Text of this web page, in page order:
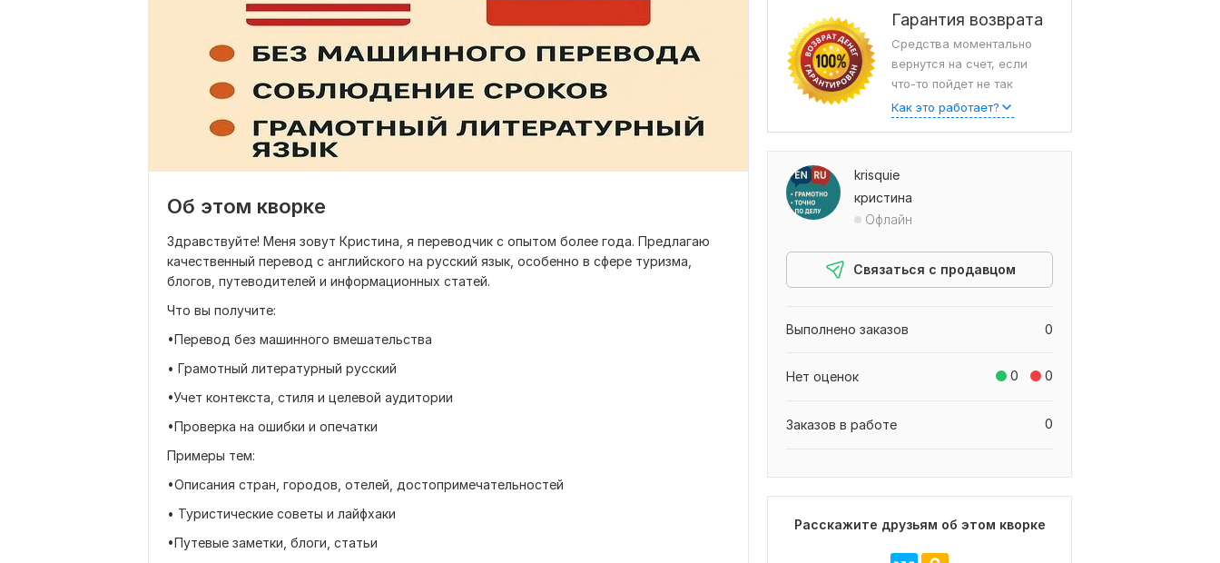
Об этом кворке
Здравствуйте! Меня зовут Кристина, я переводчик с опытом более года. Предлагаю
качественный перевод с английского на русский язык, особенно в сфере туризма,
блогов, путеводителей и информационных статей.
Что вы получите:
•Перевод без машинного вмешательства
• Грамотный литературный русский
•Учет контекста, стиля и целевой аудитории
•Проверка на ошибки и опечатки
Примеры тем:
•Описания стран, городов, отелей, достопримечательностей
• Туристические советы и лайфхаки
•Путевые заметки, блоги, статьи
Гарантия возврата
Средства моментально
вернутся на счет, если
что-то пойдет не так
Как это работает?
krisquie
кристина
Офлайн
Связаться с продавцом
0
Выполнено заказов
0 0
Нет оценок
0
Заказов в работе
Расскажите друзьям об этом кворке